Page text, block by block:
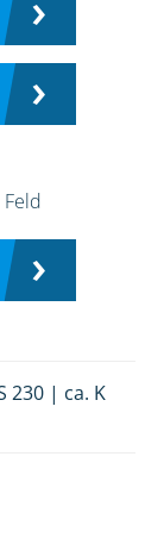
230 | ca. K